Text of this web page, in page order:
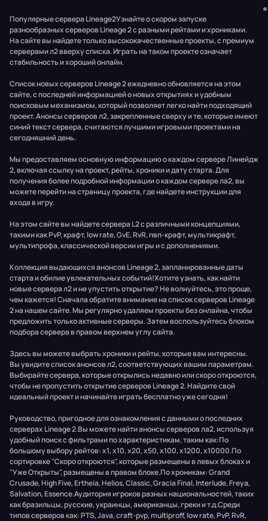
Популярные сервера Lineage2Узнайте о скором запуске
разнообразных серверов Lineage 2 с разными рейтами и хрониками.
На сайте вы найдете только высококачественные проекты, с премиум
серверами л2 вверху списка. Играть на таком проекте означает
стабильность и хороший онлайн.
Список новых серверов Lineage 2 ежедневно обновляется на этом
сайте, с последней информацией о новых открытиях и удобным
поисковым механизмом, который позволяет легко найти подходящий
проект. Анонсы серверов л2, закрепленные сверху и те, которые имеют
синий текст сервера, считаются лучшими игровыми проектами на
сегодняшний день.
Мы предоставляем основную информацию о каждом сервере Линейдж
2, включая ссылку на проект, рейты, хроники и дату старта. Для
получения более подробной информации о каждом сервере ла2, вы
можете перейти на страницу проекта, где найдете инструкции для
входа в игру.
На этом сайте вы найдете сервера L2 с различными концепциями,
такими как PvP, крафт, low rate, GvE, RvR, пвп-крафт, мультикрафт,
мультипрофа, классической версии игры и с дополнениями.
Коллекция выдающихся анонсов Lineage 2, запланированные даты
старта и обилие увлекательных событий!Хотите узнать, как найти
новые сервера л2 и не упустить открытие? Не волнуйтесь, это проще,
чем кажется! Сначала обратите внимание на список серверов Lineage
2 на нашем сайте. Мы регулярно удаляем проекты без онлайна, чтобы
предложить только активные серверы. Затем воспользуйтесь блоком
подбора сервера в правом верхнем углу сайта.
Здесь вы можете выбрать хроники и рейты, которые вам интересны.
Вы увидите список анонсов л2, соответствующих вашим параметрам.
Выбирайте сервера, которые открылись недавно или скоро откроются,
чтобы не пропустить открытие серверов Lineage 2. Найдите свой
идеальный проект и начинайте играть бесплатно уже сегодня!
Руководство, пригодное для ознакомления с данными о последних
серверах Lineage 2.Вы можете найти анонсы серверов ла2, используя
удобный поиск с фильтрами по характеристикам, таким как:По
большому выбору рейтов: x1, x10, x20, x50, x100, x1200, x10000.По
сортировке "Скоро откроются", которые размещены в левых блоках и
"Уже Открыты", размещены в правом блоке.По хроникам: Grand
Crusade, High Five, Ertheia, Helios, Classic, Gracia Final, Interlude, Freya,
Salvation, Essence.Аудитория игроков разных национальностей, таких
как бразильцы, русские, украинцы, американцы, греки и т.д.Среди
типов серверов как: PTS, Java, craft-pvp, multiproff, low rate, PvP, RvR,